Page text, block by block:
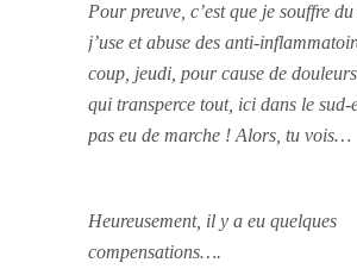
Pour preuve, c’est que je souffre
j’use et abuse des anti-
coup, jeudi, pour cause de
qui transperce tout, ici dans le sud-
pas eu de marche ! Alors, tu vois…
Heureusement, il y a eu quelques
compensations….